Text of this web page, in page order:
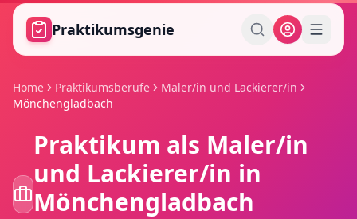
Zum Hauptinhalt springen
Praktikumsgenie
Home Praktikumsberufe
Maler/in und Lackierer/in
Mönchengladbach
Praktikum als Maler/in
und Lackierer/in in
Mönchengladbach